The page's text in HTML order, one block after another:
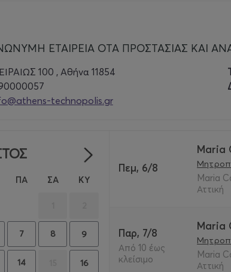
ΕΤΑΙΡΕΙΑ ΟΤΑ ΠΡΟΣΤΑΣΙΑΣ ΚΑΙ
100 , Αθήνα 11854
technopolis.gr
ΠΑ ΣΑ ΚΥ
7 8 9
14 16
Πεμ, 6/8
Maria
Maria
Αττική
Παρ, 7/8
Από 10 έως
κλείσιμο
Maria
Maria
Αττική